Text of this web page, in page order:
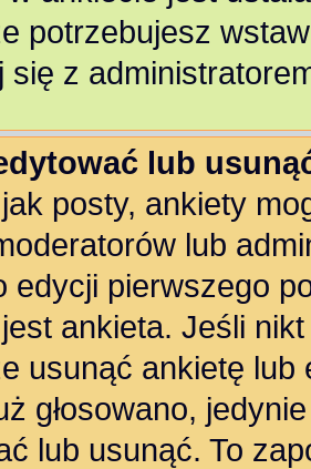
potrzebujesz
się z
lub
posty, ankiety
lub
edycji pierwszego
ankieta. Jeśli
usunąć ankietę
głosowano,
lub usunąć. To